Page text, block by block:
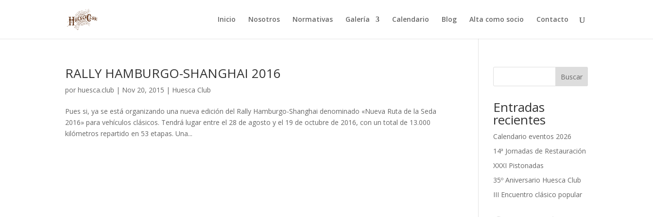
Inicio Nosotros Normativas Galería Calendario Blog Alta como socio Contacto
RALLY HAMBURGO-SHANGHAI 2016
porhuesca.club | Nov 20, 2015 | Huesca Club
Pues si, ya se está organizando una nueva edición del Rally Hamburgo-Shanghai denominado «Nueva Ruta de la Seda
2016» para vehículos clásicos. Tendrá lugar entre el 28 de agosto y el 19 de octubre de 2016, con un total de 13.000
kilómetros repartido en 53 etapas. Una...
Buscar
Entradas
recientes
Calendario eventos 2026
14ª Jornadas de Restauración
XXXI Pistonadas
35º Aniversario Huesca Club
III Encuentro clásico popular